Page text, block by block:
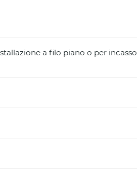
a filo piano o per incasso